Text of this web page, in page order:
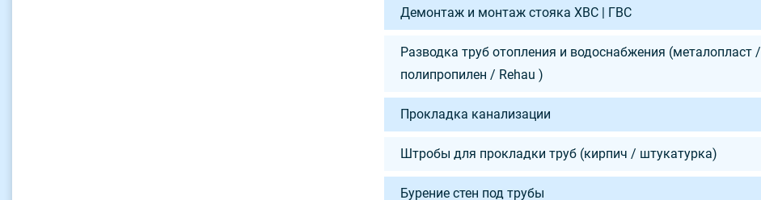
Демонтаж и монтаж стояка ХВС | ГВС
Разводка труб отопления и водоснабжения (металопласт /
полипропилен / Rehau )
Прокладка канализации
Штробы для прокладки труб (кирпич / штукатурка)
Бурение стен под трубы